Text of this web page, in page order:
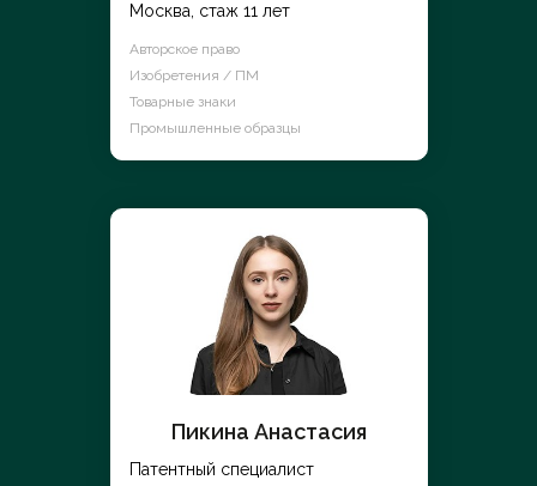
Москва, стаж 11 лет
Авторское право
Изобретения / ПМ
Товарные знаки
Промышленные образцы
Пикина Анастасия
Патентный специалист